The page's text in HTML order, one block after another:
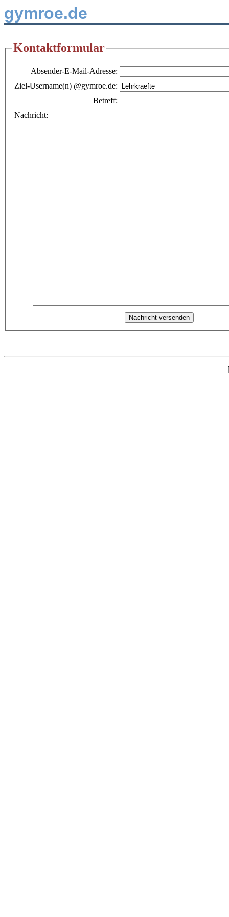
gymroe.de
Kontaktformular
Absender-E-Mail-Adresse:
Ziel-Username(n) @gymroe.de:
Betreff:
Nachricht: